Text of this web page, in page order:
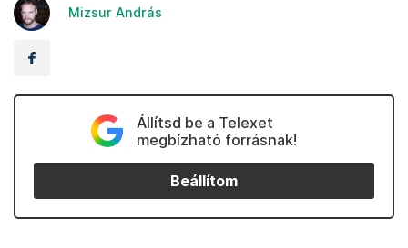
Mizsur András
Állítsd be a Telexet
megbízható forrásnak!
Beállítom